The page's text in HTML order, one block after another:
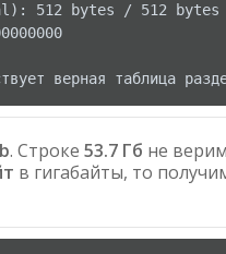
512 bytes / 512 bytes
. Строке 53.7 Гб не
в гигабайты, то